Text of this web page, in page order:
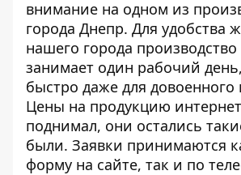
внимание на одном из
города Днепр. Для удобства
нашего города производство
занимает один рабочий
быстро даже для довоенного
Цены на продукцию
поднимал, они остались
были. Заявки принимаются
форму на сайте, так и по